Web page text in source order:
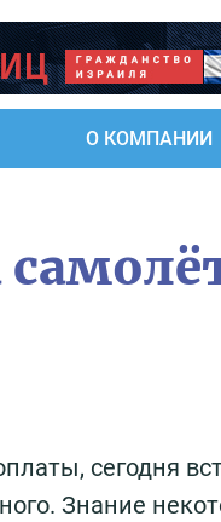
О КОМПАНИИ
сегодня
Знание